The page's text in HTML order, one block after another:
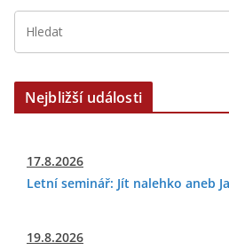
Nejbližší události
17.8.2026
Letní seminář: Jít nalehko aneb
19.8.2026